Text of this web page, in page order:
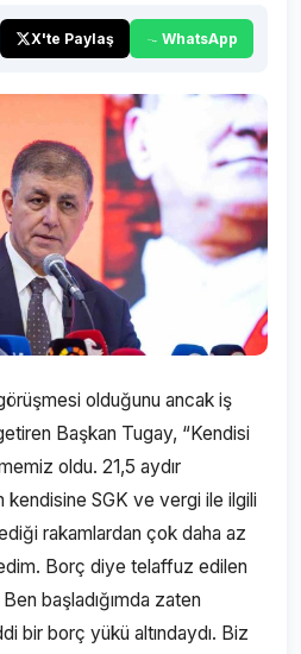
X'te Paylaş WhatsApp
olduğunu ancak iş
Başkan Tugay, “Kendisi
oldu. 21,5 aydır
kendisine SGK ve vergi ile ilgili
rakamlardan çok daha az
Borç diye telaffuz edilen
başladığımda zaten
bir borç yükü altındaydı. Biz